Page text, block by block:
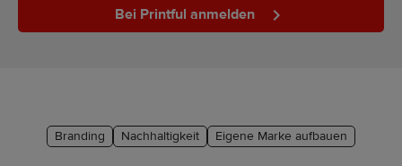
Tipps
Bei Printful anmelden
Branding Nachhaltigkeit Eigene Marke aufbauen